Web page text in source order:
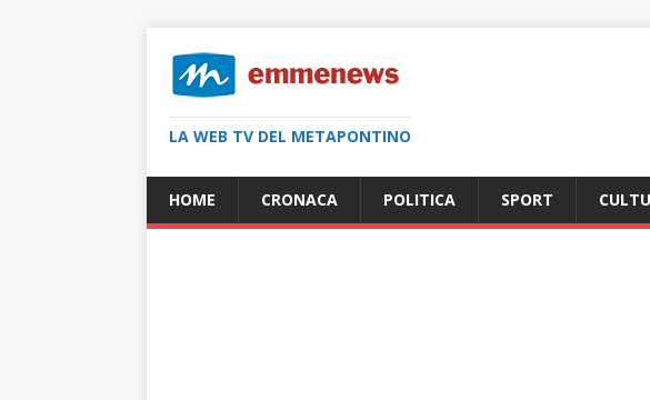
LA WEB TV DEL METAPONTINO
HOME CRONACA POLITICA SPORT